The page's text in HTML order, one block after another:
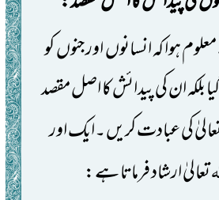
ہوا کہ انسانوںاور جنوںکو
بلکہ ان کی پیدائش کا اصل مقصد
کی عبادت کریں ۔ایک اور
تعالیٰ ارشاد فرماتا ہے: